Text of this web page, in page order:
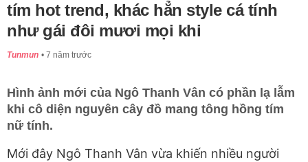
tím hot trend, khác hẳn style cá tính
như gái đôi mươi mọi khi
Tunmun 7 năm trước
Hình ảnh mới của Ngô Thanh Vân có phần lạ lẫm
khi cô diện nguyên cây đồ mang tông hồng tím
nữ tính.
Mới đây Ngô Thanh Vân vừa khiến nhiều người